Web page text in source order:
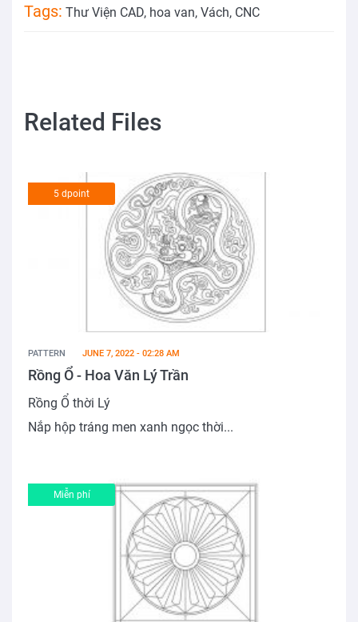
Tags: Thư Viện CAD, hoa van, Vách, CNC
Related Files
5 dpoint
PATTERN JUNE 7, 2022 - 02:28 AM
Rồng Ổ - Hoa Văn Lý Trần
Rồng Ổ thời Lý
Nắp hộp tráng men xanh ngọc thời...
Miễn phí